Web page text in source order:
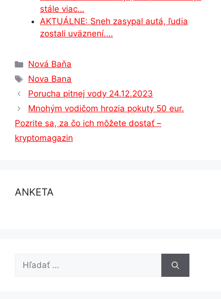
stále viac…
AKTUÁLNE: Sneh zasypal autá, ľudia
zostali uväznení.…
Kategórie
Nová Baňa
Značky
Nova Bana
Porucha pitnej vody 24.12.2023
Mnohým vodičom hrozia pokuty 50 eur.
Pozrite sa, za čo ich môžete dostať –
kryptomagazin
ANKETA
Hľadať: